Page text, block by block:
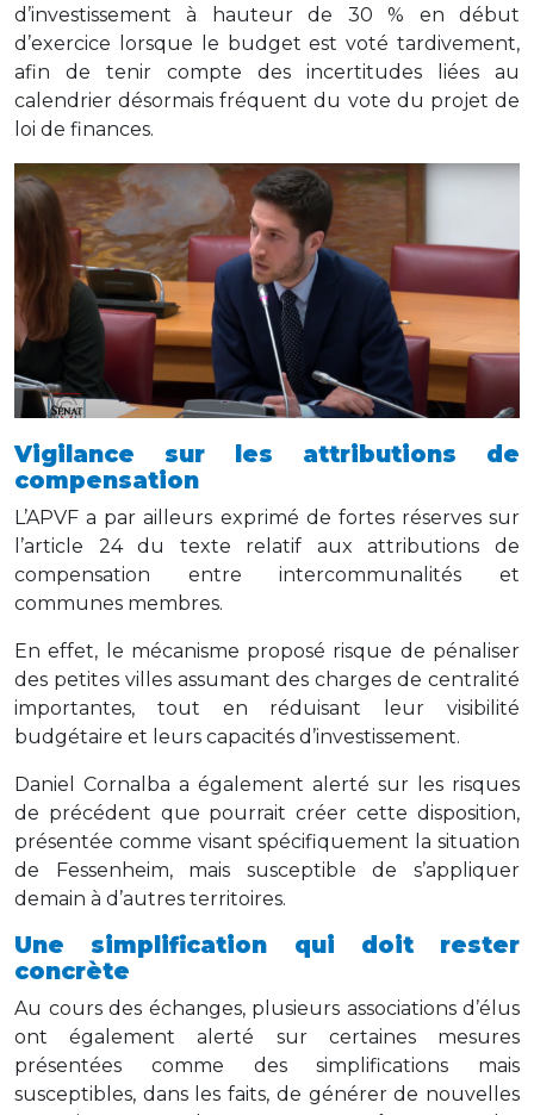
d’investissement à hauteur de 30 % en début
d’exercice lorsque le budget est voté tardivement,
afin de tenir compte des incertitudes liées au
calendrier désormais fréquent du vote du projet de
loi de finances.
Vigilance sur les attributions de
compensation
L’APVF a par ailleurs exprimé de fortes réserves sur
l’article 24 du texte relatif aux attributions de
compensation entre intercommunalités et
communes membres.
En effet, le mécanisme proposé risque de pénaliser
des petites villes assumant des charges de centralité
importantes, tout en réduisant leur visibilité
budgétaire et leurs capacités d’investissement.
Daniel Cornalba a également alerté sur les risques
de précédent que pourrait créer cette disposition,
présentée comme visant spécifiquement la situation
de Fessenheim, mais susceptible de s’appliquer
demain à d’autres territoires.
Une simplification qui doit rester
concrète
Au cours des échanges, plusieurs associations d’élus
ont également alerté sur certaines mesures
présentées comme des simplifications mais
susceptibles, dans les faits, de générer de nouvelles